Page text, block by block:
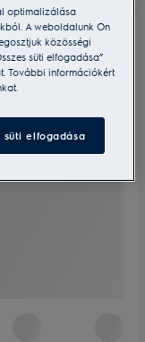
optimalizálása
A weboldalunk Ön
közösségi
süti elfogadása”
További információkért
süti elfogadása